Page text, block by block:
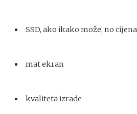
SSD, ako ikako može, no
mat ekran
kvaliteta izrade